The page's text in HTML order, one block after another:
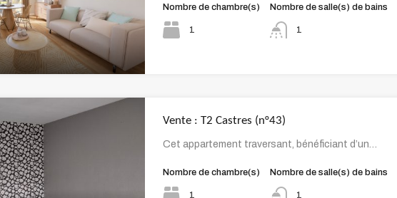
Nombre de chambre(s)
1
Nombre de salle(s) de bains
1
Vente : T2 Castres (n°43)
Cet appartement traversant, bénéficiant d’un…
Nombre de chambre(s)
1
Nombre de salle(s) de bains
1